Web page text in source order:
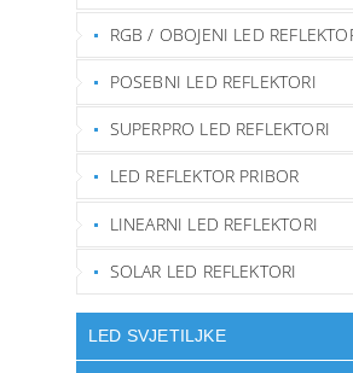
RGB / OBOJENI LED
POSEBNI LED REFLEKTORI
SUPERPRO LED REFLEKTORI
LED REFLEKTOR PRIBOR
LINEARNI LED REFLEKTORI
SOLAR LED REFLEKTORI
LED SVJETILJKE